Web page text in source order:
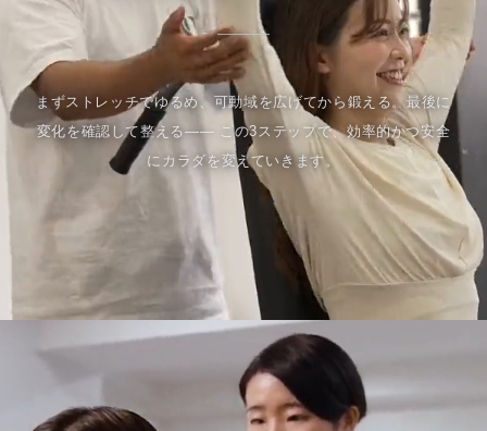
まずストレッチでゆるめ、可動域を広げてから鍛える。最後に
変化を確認して整える—— この3ステップで、効率的かつ安全
にカラダを変えていきます。